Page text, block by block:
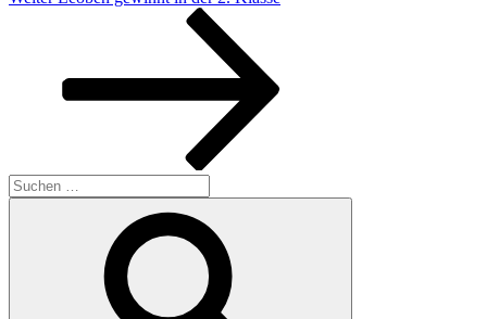
Suchen
nach: